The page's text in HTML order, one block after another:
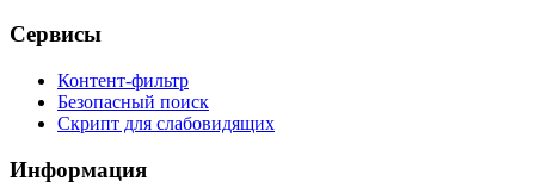
Сервисы
Контент-фильтр
Безопасный поиск
Скрипт для слабовидящих
Информация